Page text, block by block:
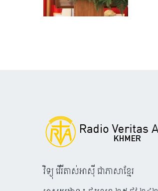
វិទ្យុ វើរីតាស់អាស៊ី ជាភាសាខ្មែរ